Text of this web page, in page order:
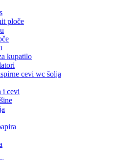
ploče
kupatilo
cevi wc šolja
i cevi